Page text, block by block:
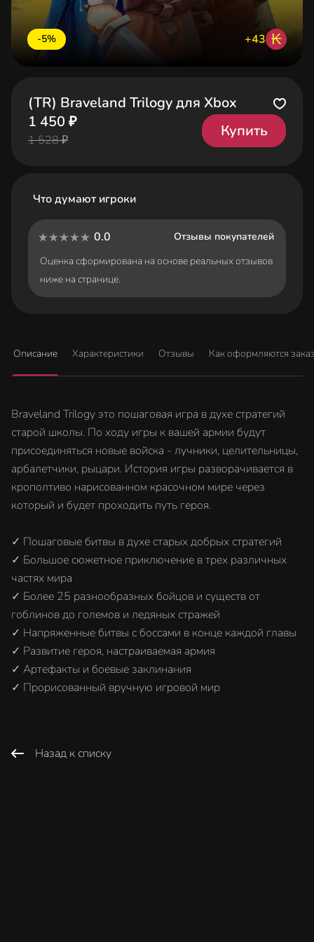
-5% +43 ₭
(TR) Braveland Trilogy для Xbox
1 450 ₽
1 528 ₽
Купить
Что думают игроки
0.0
Отзывы покупателей
Оценка сформирована на основе реальных отзывов
ниже на странице.
Описание Характеристики Отзывы Как оформляются
Braveland Trilogy это пошаговая игра в духе стратегий
старой школы. По ходу игры к вашей армии будут
присоединяться новые войска - лучники, целительницы,
арбалетчики, рыцари. История игры разворачивается в
крополтиво нарисованном красочном мире через
который и будет проходить путь героя.
✓ Пошаговые битвы в духе старых добрых стратегий
✓ Большое сюжетное приключение в трех различных
частях мира
✓ Более 25 разнообразных бойцов и существ от
гоблинов до големов и ледяных стражей
✓ Напряженные битвы с боссами в конце каждой главы
✓ Развитие героя, настраиваемая армия
✓ Артефакты и боевые заклинания
✓ Прорисованный вручную игровой мир
Назад к списку